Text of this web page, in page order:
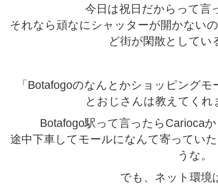
今日は祝日だからって言
それなら頑なにシャッターが開かない
ど街が閑散としてい
「Botafogoのなんとかショッピング
とおじさんは教えてくれ
Botafogo駅って言ったらCarioca
途中下車してモールになんて寄ってい
うな。
でも、ネット環境